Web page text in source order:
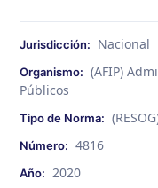
Jurisdicción: Nacional
Organismo: (AFIP)
Públicos
Tipo de Norma:
Número: 4816
Año: 2020